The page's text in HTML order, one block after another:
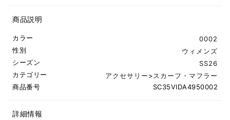
商品説明
カラー
0002
性別
ウィメンズ
シーズン
SS26
カテゴリー
アクセサリー>スカーフ・マフラー
商品番号
SC35VIDA4950002
詳細情報